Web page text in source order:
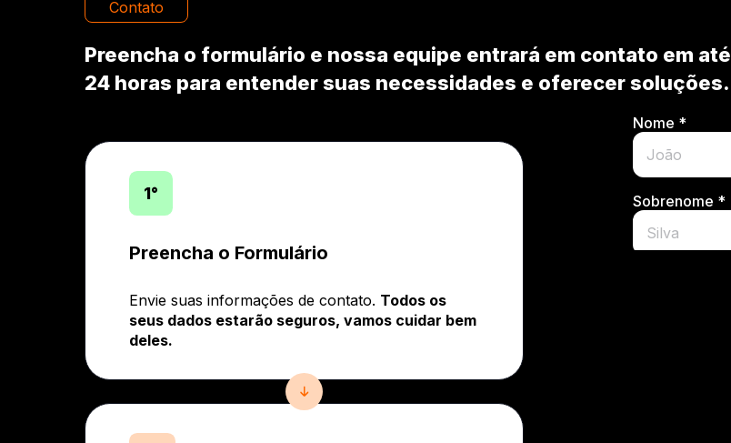
Contato
Preencha o formulário e nossa equipe entrará em contato em até
24 horas para entender suas necessidades e oferecer soluções.
1°
Preencha o Formulário
Envie suas informações de contato. Todos os
seus dados estarão seguros, vamos cuidar bem
deles.